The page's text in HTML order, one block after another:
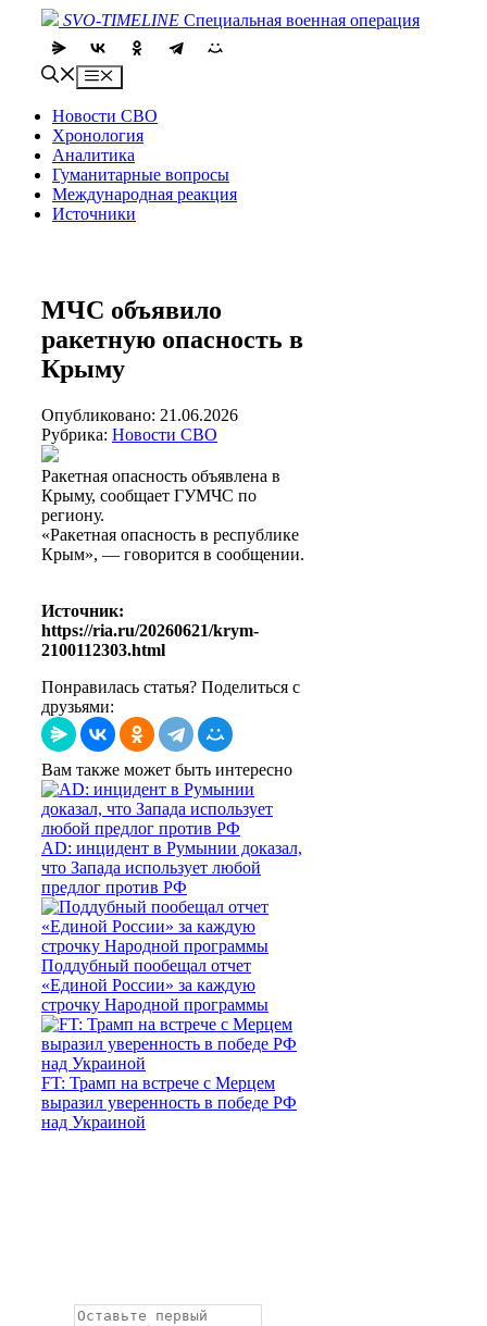
content
SVO-TIMELINE Специальная военная операция
Menu
Новости СВО
Хронология
Аналитика
Гуманитарные вопросы
Международная реакция
Источники
МЧС объявило
ракетную опасность в
Крыму
Опубликовано: 21.06.2026
Рубрика: Новости СВО
Ракетная опасность объявлена в
Крыму, сообщает ГУМЧС по
региону.
«Ракетная опасность в республике
Крым», — говорится в сообщении.
Источник:
https://ria.ru/20260621/krym-
2100112303.html
Понравилась статья? Поделиться с
друзьями:
Вам также может быть интересно
AD: инцидент в Румынии доказал,
что Запада использует любой
предлог против РФ
Поддубный пообещал отчет
«Единой России» за каждую
строчку Народной программы
FT: Трамп на встрече с Мерцем
выразил уверенность в победе РФ
над Украиной